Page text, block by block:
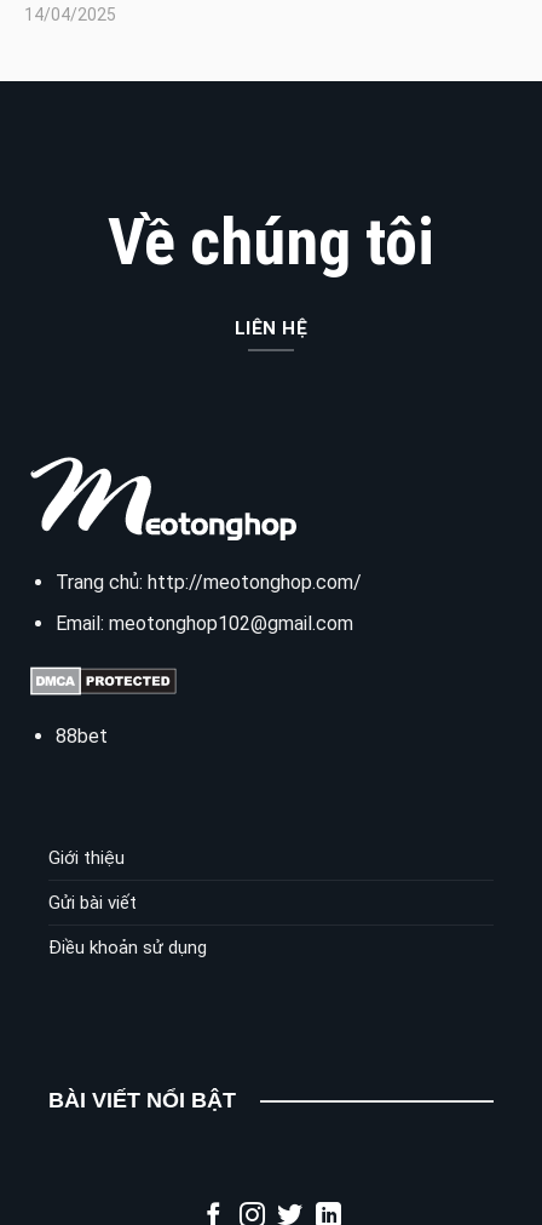
14/04/2025
Về chúng tôi
LIÊN HỆ
Trang chủ: http://meotonghop.com/
Email: meotonghop102@gmail.com
88bet
Giới thiệu
Gửi bài viết
Điều khoản sử dụng
BÀI VIẾT NỔI BẬT